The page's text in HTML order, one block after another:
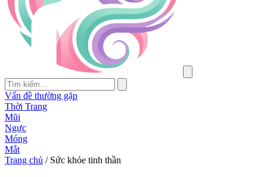
Vấn đề thường gặp
Thời Trang
Mũi
Ngực
Móng
Mắt
Trang chủ / Sức khỏe tinh thần